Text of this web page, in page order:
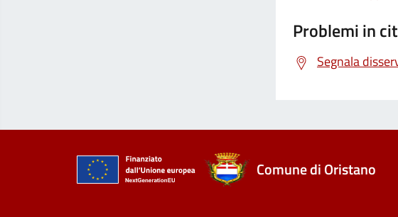
Problemi in
Segnala
Comune di Oristano